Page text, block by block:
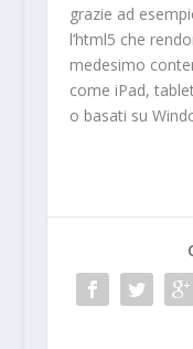
grazie ad
l’html5 che
medesimo
come iPad,
o basati su